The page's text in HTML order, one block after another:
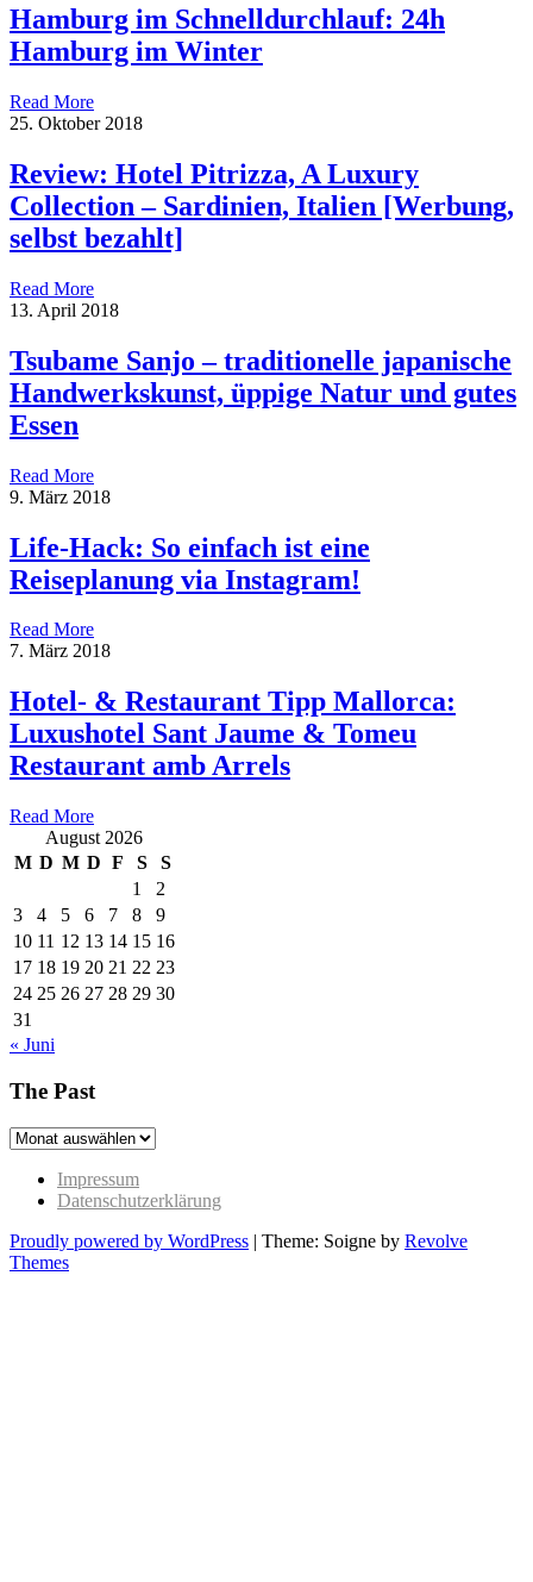
Hamburg im Schnelldurchlauf: 24h
Hamburg im Winter
Read More
25. Oktober 2018
Review: Hotel Pitrizza, A Luxury
Collection – Sardinien, Italien [Werbung,
selbst bezahlt]
Read More
13. April 2018
Tsubame Sanjo – traditionelle japanische
Handwerkskunst, üppige Natur und gutes
Essen
Read More
9. März 2018
Life-Hack: So einfach ist eine
Reiseplanung via Instagram!
Read More
7. März 2018
Hotel- & Restaurant Tipp Mallorca:
Luxushotel Sant Jaume & Tomeu
Restaurant amb Arrels
Read More
August 2026
M D M D F S
S
1
2
3
4 5 6 7 8
9
10 11 12 13 14 15 16
17 18 19 20 21 22 23
24 25 26 27 28 29 30
31
« Juni
The Past
The
Impressum
Datenschutzerklärung
Proudly powered by WordPress | Theme: Soigne by Revolve
Themes